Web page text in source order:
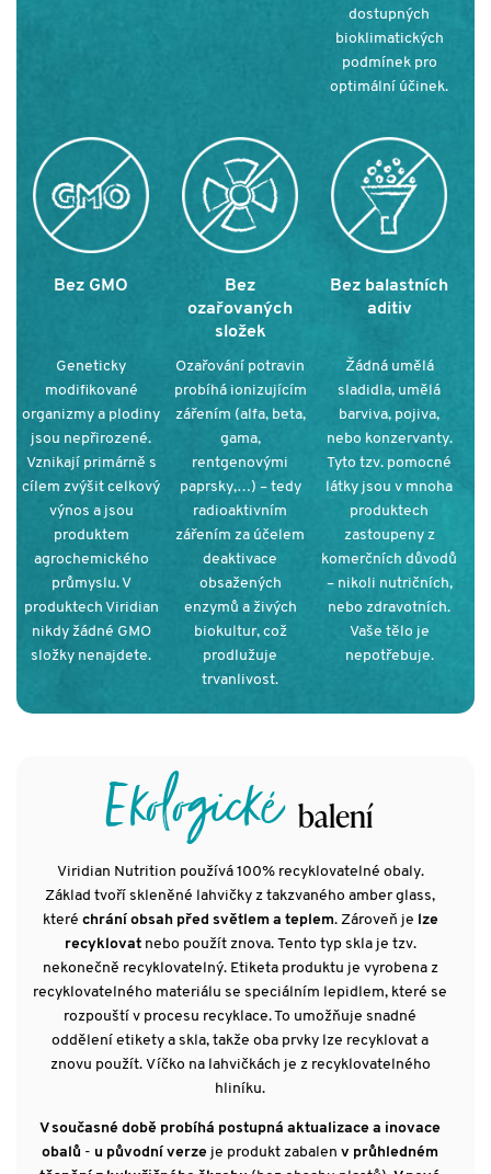
dostupných
bioklimatických
podmínek pro
optimální účinek.
Bez GMO
Bez
ozařovaných
složek
Bez balastních
aditiv
Geneticky
modifikované
organizmy a plodiny
jsou nepřirozené.
Vznikají primárně s
cílem zvýšit celkový
výnos a jsou
produktem
agrochemického
průmyslu. V
produktech Viridian
nikdy žádné GMO
složky nenajdete.
Ozařování potravin
probíhá ionizujícím
zářením (alfa, beta,
gama,
rentgenovými
paprsky,…) – tedy
radioaktivním
zářením za účelem
deaktivace
obsažených
enzymů a živých
biokultur, což
prodlužuje
trvanlivost.
Žádná umělá
sladidla, umělá
barviva, pojiva,
nebo konzervanty.
Tyto tzv. pomocné
látky jsou v mnoha
produktech
zastoupeny z
komerčních důvodů
– nikoli nutričních,
nebo zdravotních.
Vaše tělo je
nepotřebuje.
Ekologickébalení
Viridian Nutrition používá 100% recyklovatelné obaly.
Základ tvoří skleněné lahvičky z takzvaného amber glass,
které chrání obsah před světlem a teplem. Zároveň je lze
recyklovatnebo použít znova. Tento typ skla je tzv.
nekonečně recyklovatelný. Etiketa produktu je vyrobena z
recyklovatelného materiálu se speciálním lepidlem, které se
rozpouští v procesu recyklace. To umožňuje snadné
oddělení etikety a skla, takže oba prvky lze recyklovat a
znovu použít. Víčko na lahvičkách je z recyklovatelného
hliníku.
V současné době probíhá postupná aktualizace a inovace
obalů - u původní verze je produkt zabalen v průhledném